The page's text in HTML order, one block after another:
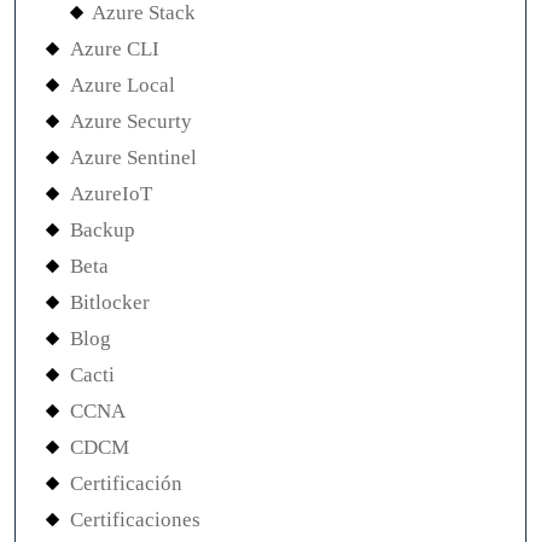
Azure Stack
Azure CLI
Azure Local
Azure Securty
Azure Sentinel
AzureIoT
Backup
Beta
Bitlocker
Blog
Cacti
CCNA
CDCM
Certificación
Certificaciones